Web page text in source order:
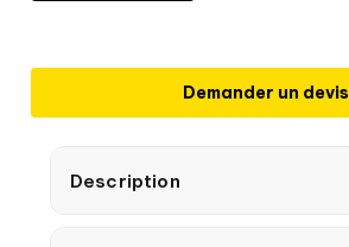
Demander un devis
Description